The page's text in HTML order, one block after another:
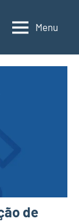
Menu
de